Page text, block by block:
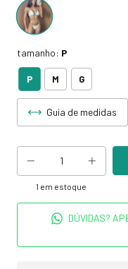
tamanho: P
P M G
Guia de medidas
1 em estoque
DÚVIDAS?